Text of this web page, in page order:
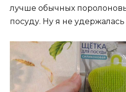
лучше обычных
посуду. Ну я не